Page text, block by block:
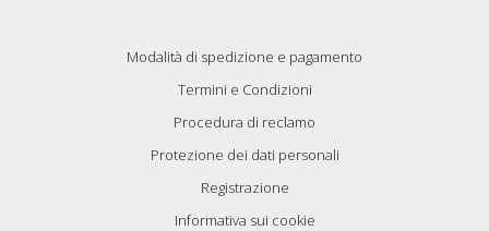
Modalità di spedizione e pagamento
Termini e Condizioni
Procedura di reclamo
Protezione dei dati personali
Registrazione
Informativa sui cookie